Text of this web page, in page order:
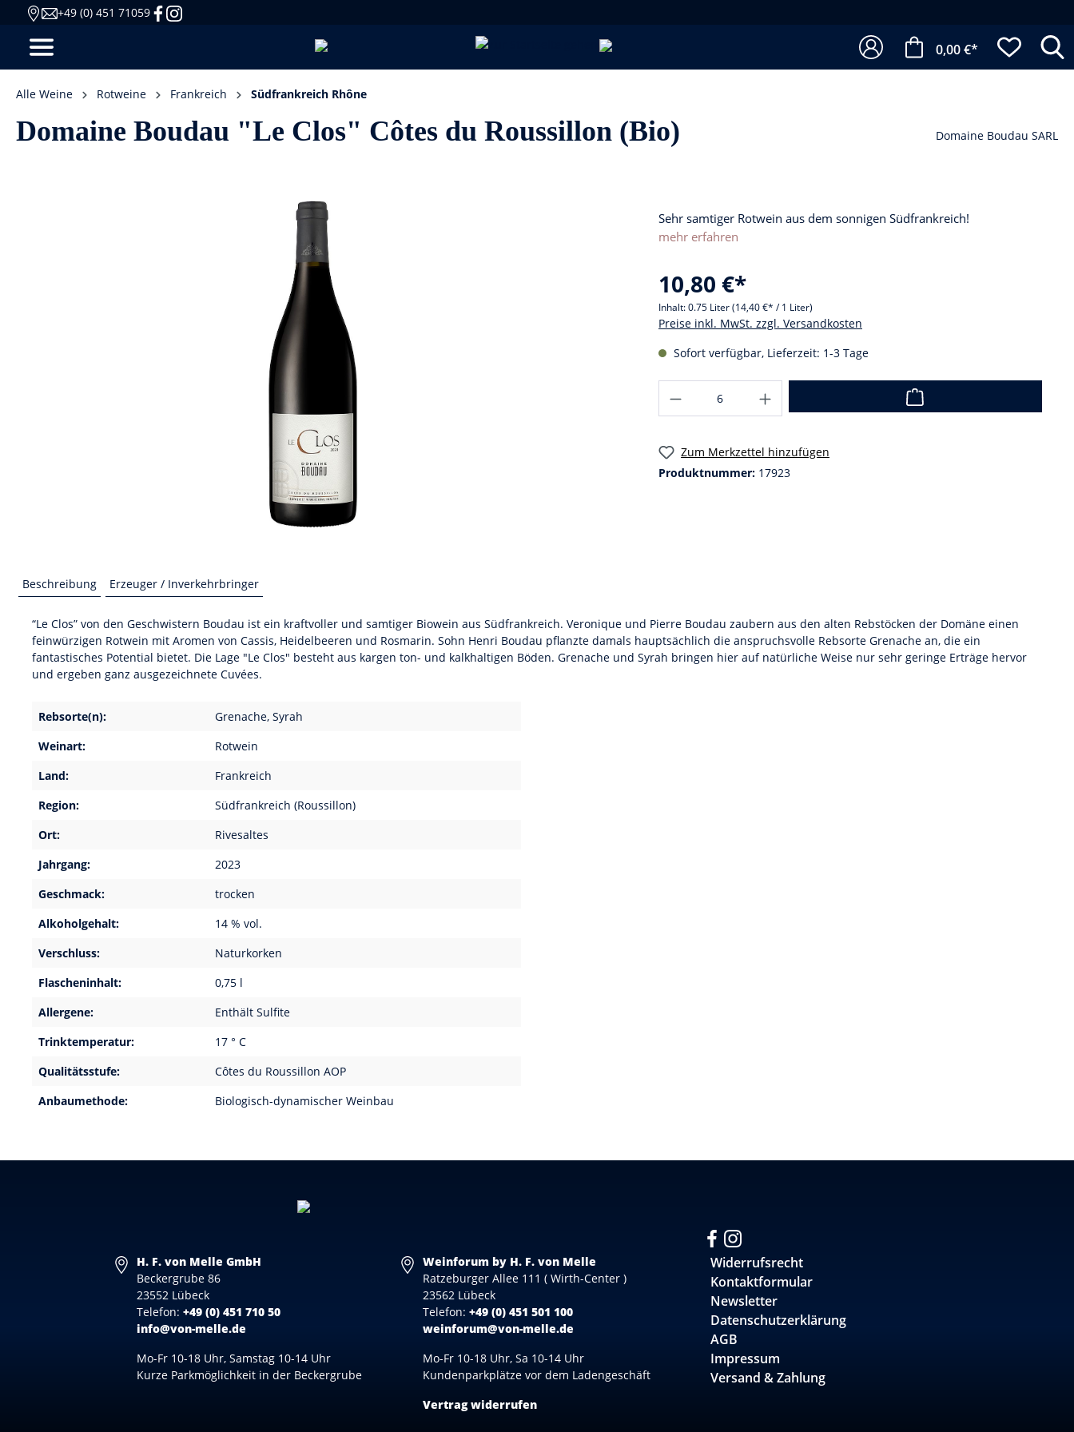
+49 (0) 451 71059
0,00 €*
Alle Weine Rotweine Frankreich Südfrankreich Rhône
Domaine Boudau "Le Clos" Côtes du Roussillon (Bio) Domaine Boudau SARL
Sehr samtiger Rotwein aus dem sonnigen Südfrankreich!
mehr erfahren
10,80 €*
Inhalt:0.75 Liter(14,40 €* / 1 Liter)
Preise inkl. MwSt. zzgl. Versandkosten
Sofort verfügbar, Lieferzeit: 1-3 Tage
Zum Merkzettel hinzufügen
Produktnummer: 17923
Beschreibung Erzeuger / Inverkehrbringer
“Le Clos” von den Geschwistern Boudau ist ein kraftvoller und samtiger Biowein aus Südfrankreich. Veronique und Pierre Boudau zaubern aus den alten Rebstöcken der Domäne einen
feinwürzigen Rotwein mit Aromen von Cassis, Heidelbeeren und Rosmarin. Sohn Henri Boudau pflanzte damals hauptsächlich die anspruchsvolle Rebsorte Grenache an, die ein
fantastisches Potential bietet. Die Lage "Le Clos" besteht aus kargen ton- und kalkhaltigen Böden. Grenache und Syrah bringen hier auf natürliche Weise nur sehr geringe Erträge hervor
und ergeben ganz ausgezeichnete Cuvées.
Rebsorte(n):
Grenache, Syrah
Weinart:
Rotwein
Land:
Frankreich
Region:
Südfrankreich (Roussillon)
Ort:
Rivesaltes
Jahrgang:
2023
Geschmack:
trocken
Alkoholgehalt:
14 % vol.
Verschluss:
Naturkorken
Flascheninhalt:
0,75 l
Allergene:
Enthält Sulfite
Trinktemperatur:
17 ° C
Qualitätsstufe:
Côtes du Roussillon AOP
Anbaumethode:
Biologisch-dynamischer Weinbau
H. F. von Melle GmbH
Beckergrube 86
23552 Lübeck
Telefon:+49 (0) 451 710 50
info@von-melle.de
Mo-Fr 10-18 Uhr, Samstag 10-14 Uhr
Kurze Parkmöglichkeit in der Beckergrube
Weinforum by H. F. von Melle
Ratzeburger Allee 111 ( Wirth-Center )
23562 Lübeck
Telefon: +49 (0) 451 501 100
weinforum@von-melle.de
Mo-Fr 10-18 Uhr, Sa 10-14 Uhr
Kundenparkplätze vor dem Ladengeschäft
Vertrag widerrufen
Widerrufsrecht
Kontaktformular
Newsletter
Datenschutzerklärung
AGB
Impressum
Versand & Zahlung